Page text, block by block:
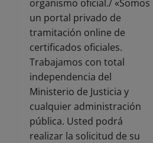
organismo oficial./ «Somos
un portal privado de
tramitación online de
certificados oficiales.
Trabajamos con total
independencia del
Ministerio de Justicia y
cualquier administración
pública. Usted podrá
realizar la solicitud de su